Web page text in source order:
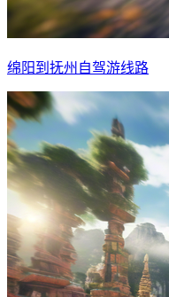
绵阳到抚州自驾游线路